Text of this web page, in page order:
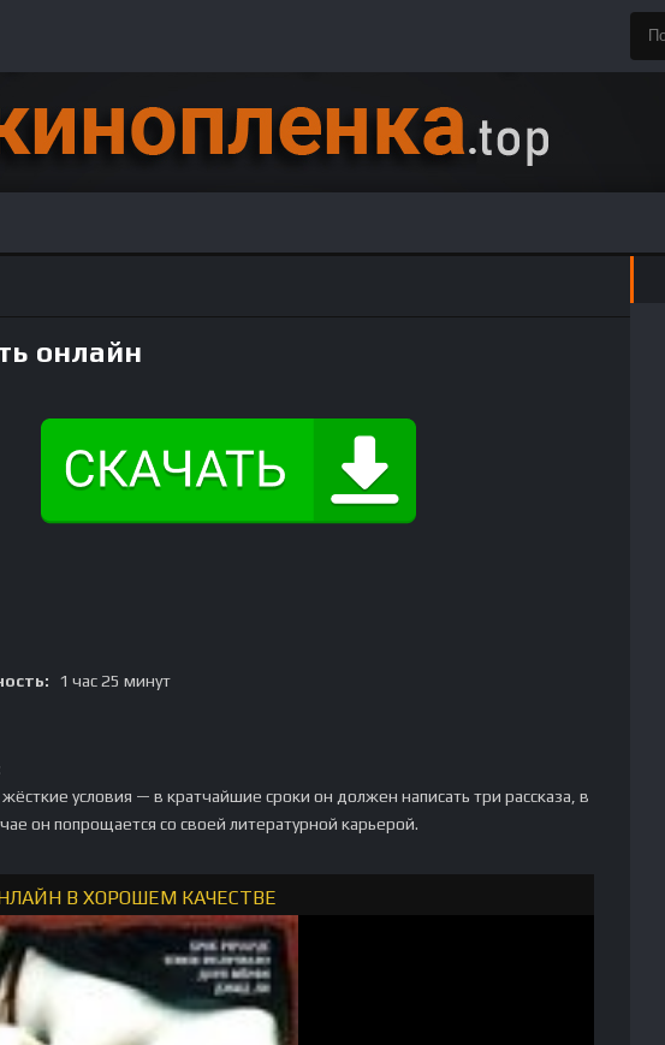
онлайн
1 час 25 минут
жёсткие условия — в кратчайшие сроки он должен написать три рассказа, в
он попрощается со своей литературной карьерой.
В ХОРОШЕМ КАЧЕСТВЕ